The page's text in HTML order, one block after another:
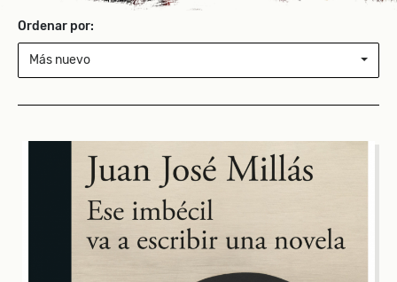
Ordenar por:
Más nuevo